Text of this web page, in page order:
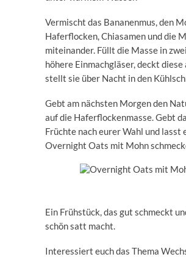
Vermischt das Bananenmus, den
Haferflocken, Chiasamen und die
miteinander. Füllt die Masse in
höhere Einmachgläser, deckt diese
stellt sie über Nacht in den
Gebt am nächsten Morgen den
auf die Haferflockenmasse. Gebt
Früchte nach eurer Wahl und lasst
Overnight Oats mit Mohn
Ein Frühstück, das gut schmeckt
schön satt macht.
Interessiert euch das Thema